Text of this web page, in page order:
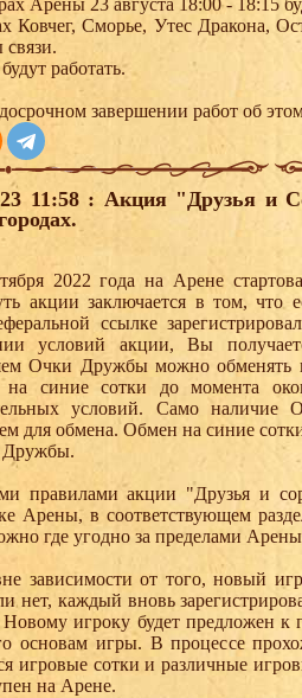
Арены 23 августа 18:00 - 18:15
Ковчег, Сморье, Утес Дракона,
работать.
завершении работ об
23 11:58 : Акция "Друзья и
2022 года на Арене
акции заключается в том, что
ссылке
условий акции, Вы
Очки Дружбы можно
на синие сотки до момента
условий. Само наличие
для обмена. Обмен на синие
Дружбы.
правилами акции "Друзья и
Арены, в соответствующем
где угодно за пределами
зависимости от того, новый
нет, каждый вновь
Новому игроку будет предложен
основам игры. В процессе
игровые сотки и различные
на Арене.